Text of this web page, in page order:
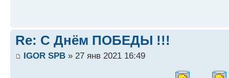
Re: С Днём ПОБЕДЫ !!!
IGOR SPB » 27 янв 2021 16:49